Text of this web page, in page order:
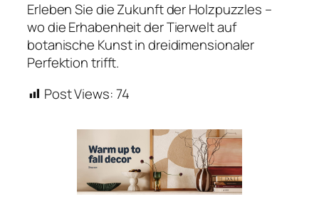
Erleben Sie die Zukunft der Holzpuzzles –
wo die Erhabenheit der Tierwelt auf
botanische Kunst in dreidimensionaler
Perfektion trifft.
Post Views:74